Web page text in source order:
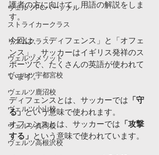
ヴェルツFCパーソナル
ストライカークラス
リズムクラス
ヴェルツメソッド
ヴェルツ宇都宮校
ヴェルツ鹿沼校
ヴェルツ小山校
ヴェルツ真岡校
ヴェルツ高根沢校
護者の方に向けて、用語の解説をしま
す。
今回は、「ディフェンス」と「オフェ
ンス」。サッカーはイギリス発祥のス
ポーツで、たくさんの英語が使われて
います。
ディフェンスとは、サッカーでは 「守
る」という意味で使われます。
オフェンスとは、サッカーでは 「攻撃
する」
という意味で使われています。